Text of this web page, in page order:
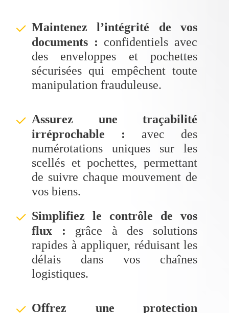
ü
Maintenez l’intégrité de vos
documents : confidentiels avec
des enveloppes et pochettes
sécurisées qui empêchent toute
manipulation frauduleuse.
ü
Assurez une traçabilité
irréprochable : avec des
numérotations uniques sur les
scellés et pochettes, permettant
de suivre chaque mouvement de
vos biens.
ü
Simplifiez le contrôle de vos
flux : grâce à des solutions
rapides à appliquer, réduisant les
délais dans vos chaînes
logistiques.
ü
Offrez une protection